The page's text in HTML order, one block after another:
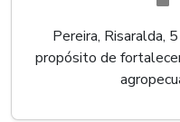
Pereira, Risaralda,
propósito de